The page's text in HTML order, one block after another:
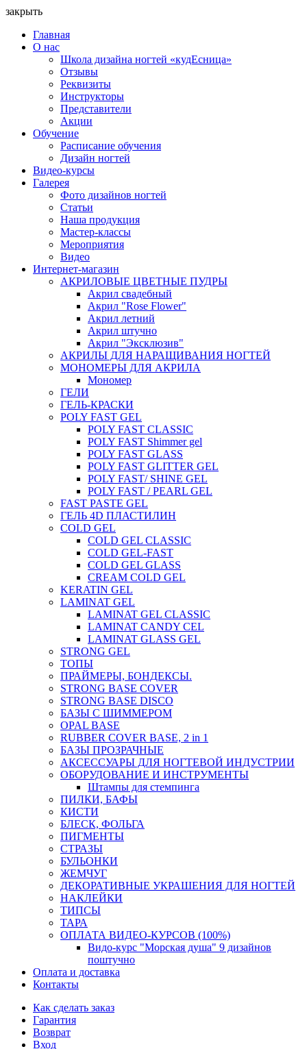
закрыть
Главная
О нас
Школа дизайна ногтей «кудЕсница»
Отзывы
Реквизиты
Инструкторы
Представители
Акции
Обучение
Расписание обучения
Дизайн ногтей
Видео-курсы
Галерея
Фото дизайнов ногтей
Статьи
Наша продукция
Мастер-классы
Мероприятия
Видео
Интернет-магазин
АКРИЛОВЫЕ ЦВЕТНЫЕ ПУДРЫ
Акрил свадебный
Акрил "Rose Flower"
Акрил летний
Акрил штучно
Акрил "Эксклюзив"
АКРИЛЫ ДЛЯ НАРАЩИВАНИЯ НОГТЕЙ
МОНОМЕРЫ ДЛЯ АКРИЛА
Мономер
ГЕЛИ
ГЕЛЬ-КРАСКИ
POLY FAST GEL
POLY FAST CLASSIC
POLY FAST Shimmer gel
POLY FAST GLASS
POLY FAST GLITTER GEL
POLY FAST/ SHINE GEL
POLY FAST / PEARL GEL
FAST PASTE GEL
ГЕЛЬ 4D ПЛАСТИЛИН
COLD GEL
COLD GEL CLASSIC
COLD GEL-FAST
COLD GEL GLASS
CREAM COLD GEL
KERATIN GEL
LAMINAT GEL
LAMINAT GEL CLASSIС
LAMINAT CANDY CEL
LAMINAT GLASS GEL
STRONG GEL
ТОПЫ
ПРАЙМЕРЫ, БОНДЕКСЫ.
STRONG BASE COVER
STRONG BASE DISCO
БАЗЫ С ШИММЕРОМ
OPAL BASE
RUBBER COVER BASE, 2 in 1
БАЗЫ ПРОЗРАЧНЫЕ
АКСЕССУАРЫ ДЛЯ НОГТЕВОЙ ИНДУСТРИИ
ОБОРУДОВАНИЕ И ИНСТРУМЕНТЫ
Штампы для стемпинга
ПИЛКИ, БАФЫ
КИСТИ
БЛЕСК, ФОЛЬГА
ПИГМЕНТЫ
СТРАЗЫ
БУЛЬОНКИ
ЖЕМЧУГ
ДЕКОРАТИВНЫЕ УКРАШЕНИЯ ДЛЯ НОГТЕЙ
НАКЛЕЙКИ
ТИПСЫ
ТАРА
ОПЛАТА ВИДЕО-КУРСОВ (100%)
Видо-курс "Морская душа" 9 дизайнов
поштучно
Оплата и доставка
Контакты
Как сделать заказ
Гарантия
Возврат
Вход